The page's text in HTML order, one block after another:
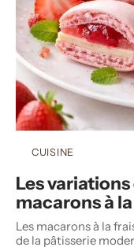
CUISINE
Les
macarons à
Les macarons à la
de la pâtisserie